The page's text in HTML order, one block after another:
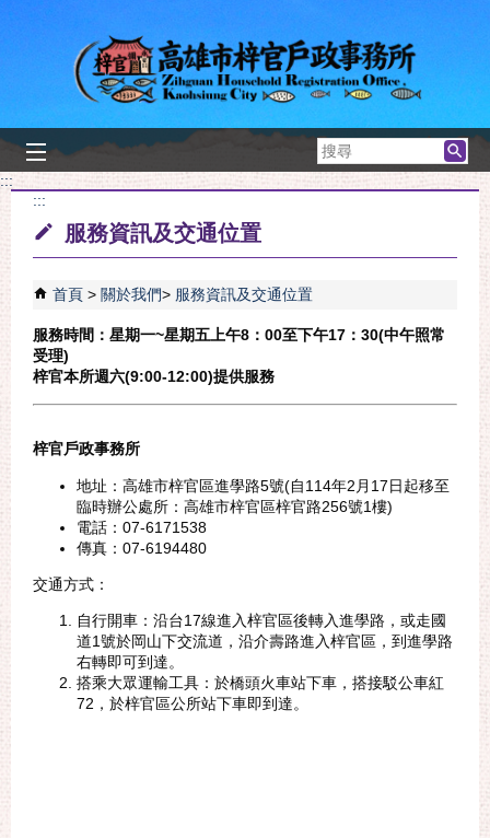
搜
尋
:::
:::
服務資訊及交通位置
首頁 關於我們 服務資訊及交通位置
服務時間：星期一~星期五上午8：00至下午17：30(中午照常
受理)
梓官本所週六(9:00-12:00)提供服務
梓官戶政事務所
地址：高雄市梓官區進學路5號(自114年2月17日起移至
臨時辦公處所：高雄市梓官區梓官路256號1樓)
電話：07-6171538
傳真：07-6194480
交通方式：
自行開車：沿台17線進入梓官區後轉入進學路，或走國
道1號於岡山下交流道，沿介壽路進入梓官區，到進學路
右轉即可到達。
搭乘大眾運輸工具：於橋頭火車站下車，搭接駁公車紅
72，於梓官區公所站下車即到達。